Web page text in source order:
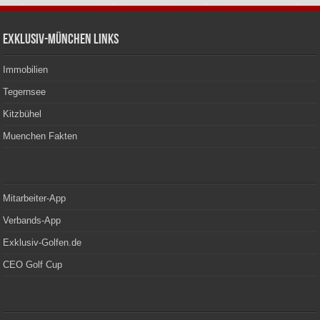
Exklusiv-München Links
Immobilien
Tegernsee
Kitzbühel
Muenchen Fakten
Mitarbeiter-App
Verbands-App
Exklusiv-Golfen.de
CEO Golf Cup